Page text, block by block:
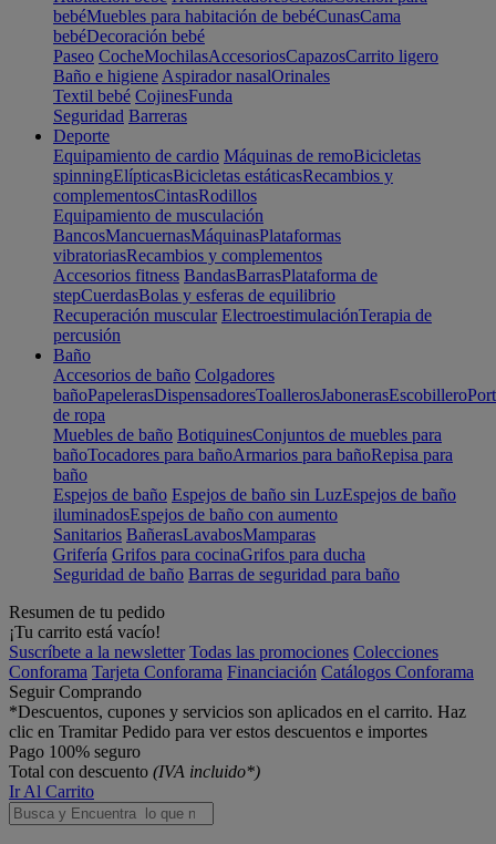
bebéMuebles para habitación de bebéCunasCama
bebéDecoración bebé
Paseo CocheMochilasAccesoriosCapazosCarrito ligero
Baño e higiene Aspirador nasalOrinales
Textil bebé CojinesFunda
Seguridad Barreras
Deporte
Equipamiento de cardio Máquinas de remoBicicletas
spinningElípticasBicicletas estáticasRecambios y
complementosCintasRodillos
Equipamiento de musculación
BancosMancuernasMáquinasPlataformas
vibratoriasRecambios y complementos
Accesorios fitness BandasBarrasPlataforma de
stepCuerdasBolas y esferas de equilibrio
Recuperación muscular ElectroestimulaciónTerapia de
percusión
Baño
Accesorios de baño Colgadores
bañoPapelerasDispensadoresToallerosJabonerasEscobillero
de ropa
Muebles de baño BotiquinesConjuntos de muebles para
bañoTocadores para bañoArmarios para bañoRepisa para
baño
Espejos de baño Espejos de baño sin LuzEspejos de baño
iluminadosEspejos de baño con aumento
Sanitarios BañerasLavabosMamparas
Grifería Grifos para cocinaGrifos para ducha
Seguridad de baño Barras de seguridad para baño
Resumen de tu pedido
¡Tu carrito está vacío!
Suscríbete a la newsletter Todas las promociones Colecciones
Conforama Tarjeta Conforama Financiación Catálogos Conforama
Seguir Comprando
*Descuentos, cupones y servicios son aplicados en el carrito. Haz
clic en Tramitar Pedido para ver estos descuentos e importes
Pago 100% seguro
Total con descuento (IVA incluido*)
Ir Al Carrito